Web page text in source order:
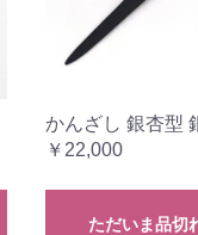
かんざし 銀杏型
￥22,000
ただいま品切